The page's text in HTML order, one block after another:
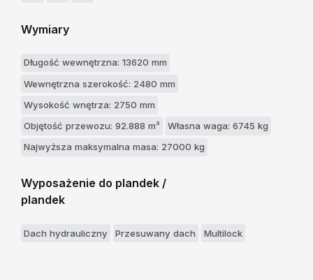
Wymiary
Długość wewnętrzna: 13620 mm
Wewnętrzna szerokość: 2480 mm
Wysokość wnętrza: 2750 mm
Objętość przewozu: 92.888 m³
Własna waga: 6745 kg
Najwyższa maksymalna masa: 27000 kg
Wyposażenie do plandek /
plandek
Dach hydrauliczny Przesuwany dach Multilock